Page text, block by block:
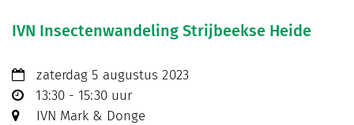
IVN Insectenwandeling Strijbeekse Heide
zaterdag 5 augustus 2023
13:30 - 15:30 uur
IVN Mark & Donge